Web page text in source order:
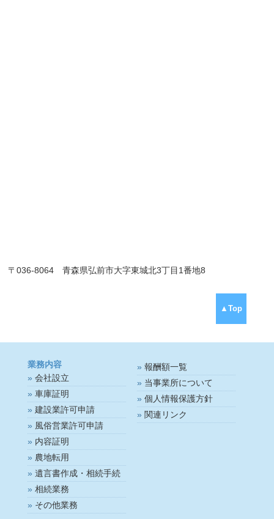
〒036-8064 青森県弘前市大字東城北3丁目1番地8
▲Top
業務内容
会社設立
車庫証明
建設業許可申請
風俗営業許可申請
内容証明
農地転用
遺言書作成・相続手続
相続業務
その他業務
報酬額一覧
当事業所について
個人情報保護方針
関連リンク